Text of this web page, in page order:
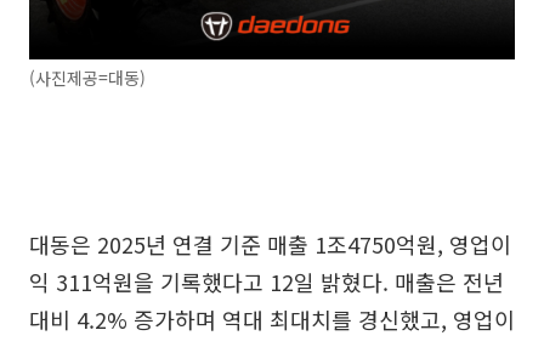
(사진제공=대동)
대동은 2025년 연결 기준 매출 1조4750억원, 영업이
익 311억원을 기록했다고 12일 밝혔다. 매출은 전년
대비 4.2% 증가하며 역대 최대치를 경신했고, 영업이